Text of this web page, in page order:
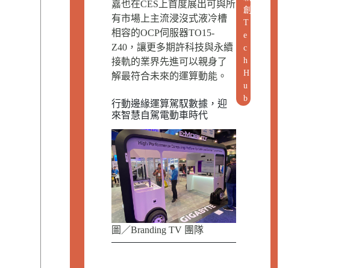
嘉也在CES上首度展出可與所
有市場上主流浸沒式液冷槽
相容的OCP伺服器TO15-
Z40，讓更多期許科技與永續
接軌的業界先進可以親身了
解最符合未來的運算動能。
行動邊緣運算駕馭數據，迎
來智慧自駕電動車時代
圖／Branding TV 團隊
創
T
e
c
h
H
u
b